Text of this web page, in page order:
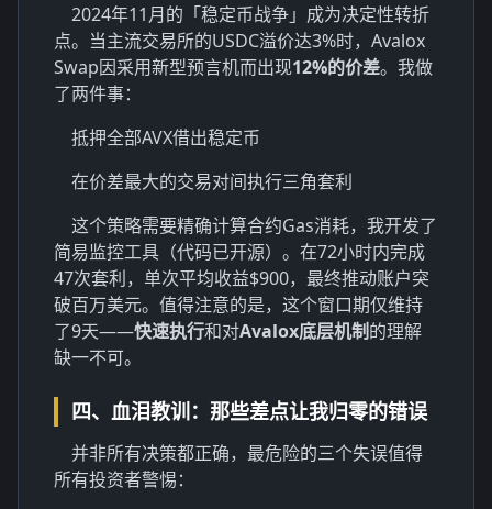
2024年11月的「稳定币战争」成为决定性转折
点。当主流交易所的USDC溢价达3%时，Avalox
Swap因采用新型预言机而出现12%的价差。我做
了两件事：
抵押全部AVX借出稳定币
在价差最大的交易对间执行三角套利
这个策略需要精确计算合约Gas消耗，我开发了
简易监控工具（代码已开源）。在72小时内完成
47次套利，单次平均收益$900，最终推动账户突
破百万美元。值得注意的是，这个窗口期仅维持
了9天——快速执行和对Avalox底层机制的理解
缺一不可。
四、血泪教训：那些差点让我归零的错误
并非所有决策都正确，最危险的三个失误值得
所有投资者警惕：